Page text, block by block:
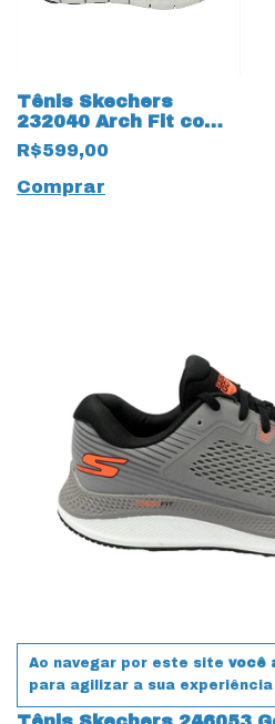
Ao navegar por este site você
para agilizar a sua
Tênis Skechers
232040 Arch Fit com
palmilha Air Cooled
14374 Cinza
R$599,00
Comprar